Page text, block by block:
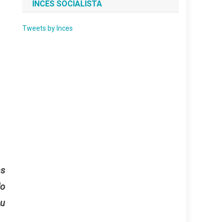
INCES SOCIALISTA
Tweets by Inces